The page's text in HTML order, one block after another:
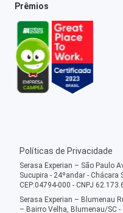
Prêmios
Políticas de Privacidade
Serasa Experian – São Paulo
Sucupira - 24ºandar -
CEP:04794-000 - CNPJ
Serasa Experian – Blumenau
– Bairro Velha, Blumenau/SC -